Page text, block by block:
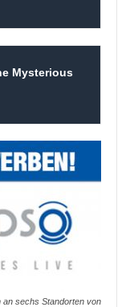
Mysterious
an sechs Standorten von